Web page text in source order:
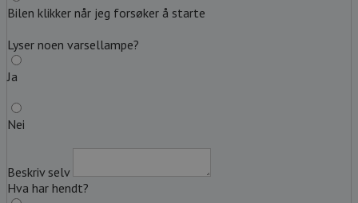
Bilen klikker når jeg forsøker å starte
Lyser noen varsellampe?
Ja
Nei
Beskriv selv
Hva har hendt?